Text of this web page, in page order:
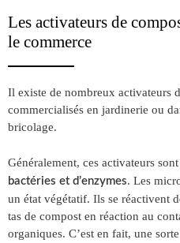
Les activateurs de
le commerce
Il existe de nombreux activateurs
commercialisés en jardinerie ou
bricolage.
Généralement, ces activateurs
bactéries et d’enzymes. Les
un état végétatif. Ils se réactivent
tas de compost en réaction au
organiques. C’est en fait, une